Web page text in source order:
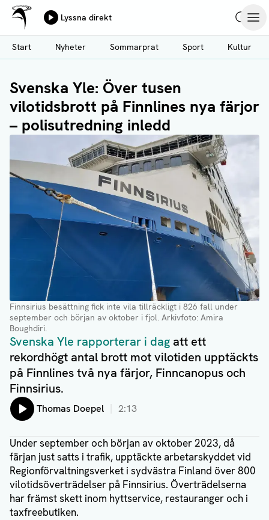
Hoppa
till
huvudinnehåll
Ålands Radio & TV
Lyssna direkt
Start
Nyheter Sommarprat Sport Kultur
Svenska Yle: Över tusen
vilotidsbrott på Finnlines nya färjor
– polisutredning inledd
Finnsirius besättning fick inte vila tillräckligt i 826 fall under
september och början av oktober i fjol. Arkivfoto: Amira
Boughdiri.
Svenska Yle rapporterar i dag att ett
rekordhögt antal brott mot vilotiden upptäckts
på Finnlines två nya färjor, Finncanopus och
Finnsirius.
Lyssna på:
Thomas Doepel 2:13
Under september och början av oktober 2023, då
färjan just satts i trafik, upptäckte arbetarskyddet vid
Regionförvaltningsverket i sydvästra Finland över 800
vilotidsöverträdelser på Finnsirius. Överträdelserna
har främst skett inom hyttservice, restauranger och i
taxfreebutiken.